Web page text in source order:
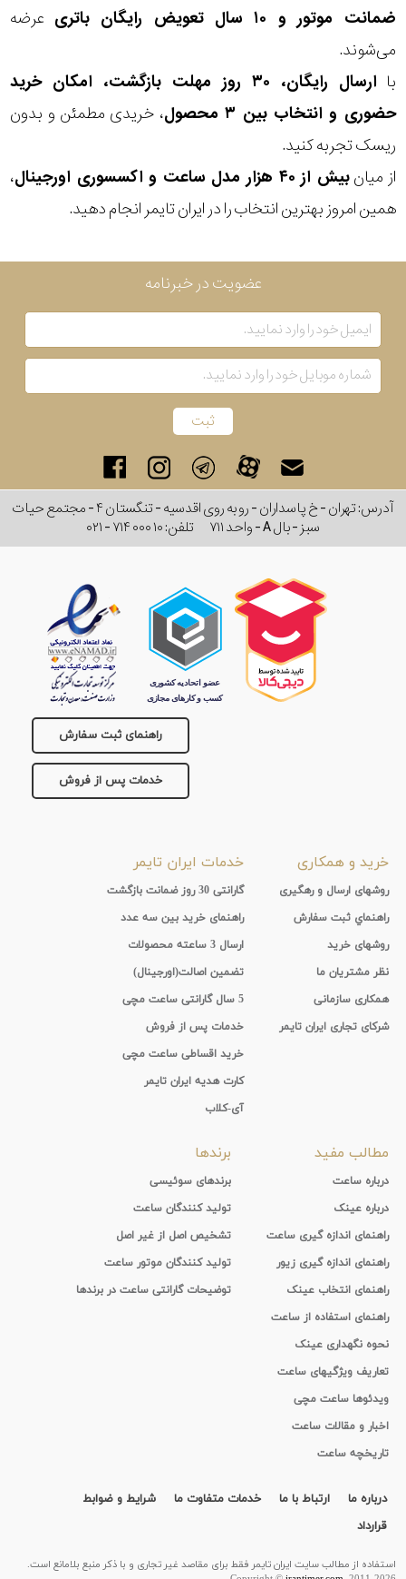
ضمانت موتور و ۱۰ سال تعویض رایگان باتری
عرضه
می‌شوند.
با
ارسال رایگان، ۳۰ روز مهلت بازگشت، امکان خرید
حضوری و انتخاب بین ۳ محصول
، خریدی مطمئن و بدون
ریسک تجربه کنید.
از میانبیش از ۴۰ هزار مدل ساعت و اکسسوری اورجینال
،
همین امروز بهترین انتخاب را در ایران تایمر انجام دهید.
بکار
رفته
منبع
کشور
برند
سایز
بند
عضویت در خبرنامه
آدرس: تهران - خ پاسداران - رو به روی اقدسیه - تنگستان ۴ - مجتمع حیات
سبز - بال A - واحد ۷۱۱
تلفن:۰۲۱ - ۷۱۴ ۰۰۰ ۱۰
راهنمای ثبت سفارش
خدمات پس از فروش
خرید و همکاری
روشهای ارسال و رهگیری
راهنماي ثبت سفارش
روشهای خرید
نظر مشتریان ما
همکاری سازمانی
شرکای تجاری ایران تایمر
خدمات ایران تایمر
گارانتی 30 روز ضمانت بازگشت
راهنمای خرید بین سه عدد
ارسال 3 ساعته محصولات
تضمین اصالت(اورجینال)
5 سال گارانتی ساعت مچی
خدمات پس از فروش
خرید اقساطی ساعت مچی
کارت هدیه ایران تایمر
آی-کلاب
مطالب مفید
درباره ساعت
درباره عینک
راهنمای اندازه گیری ساعت
راهنمای اندازه گیری زیور
راهنمای انتخاب عینک
راهنمای استفاده از ساعت
نحوه نگهداری عینک
تعاریف ویژگیهای ساعت
ویدئوها ساعت مچی
اخبار و مقالات ساعت
تاریخچه ساعت
برندها
برندهای سوئیسی
تولید کنندگان ساعت
تشخیص اصل از غیر اصل
تولید کنندگان موتور ساعت
توضیحات گارانتی ساعت در برندها
درباره ما ارتباط با ما خدمات متفاوت ما
شرایط و ضوابط
قرارداد
استفاده از مطالب سايت ایران تایمر فقط برای مقاصد غیر تجاری و با ذکر منبع بلامانع است.